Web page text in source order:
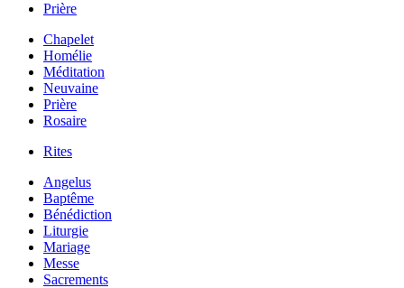
Prière
Chapelet
Homélie
Méditation
Neuvaine
Prière
Rosaire
Rites
Angelus
Baptême
Bénédiction
Liturgie
Mariage
Messe
Sacrements